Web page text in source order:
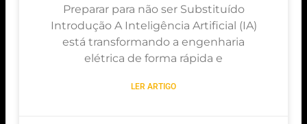
Preparar para não ser Substituído
Introdução A Inteligência Artificial (IA)
está transformando a engenharia
elétrica de forma rápida e
LER ARTIGO